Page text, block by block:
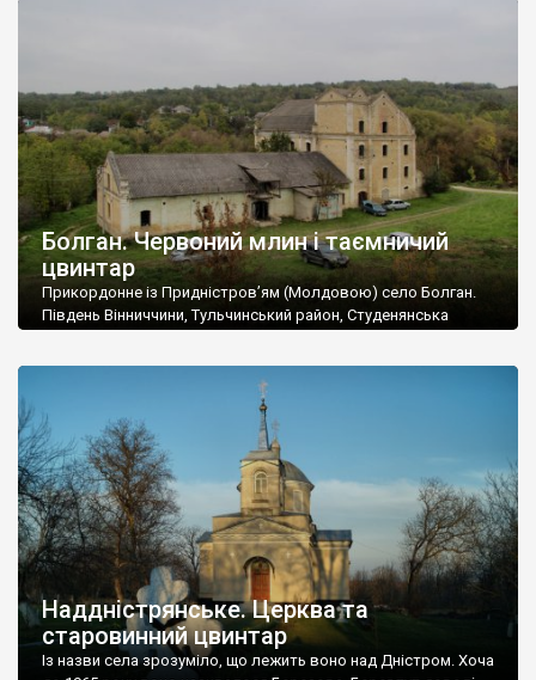
Болган. Червоний млин і таємничий
цвинтар
Прикордонне із Придністров’ям (Молдовою) село Болган.
Південь Вінниччини, Тульчинський район, Студенянська
старовинний цвинтар із кам’яними хрестами. Всі епітафії, які
збереглися, написані кирилицею, церковнослов’янською
мовою. За всіма традиційними ознаками – цвинтар
український. Хрести датуються 19 століттям. У 1924-1940
роках Болган […]
Наддністрянське. Церква та
старовинний цвинтар
Із назви села зрозуміло, що лежить воно над Дністром. Хоча